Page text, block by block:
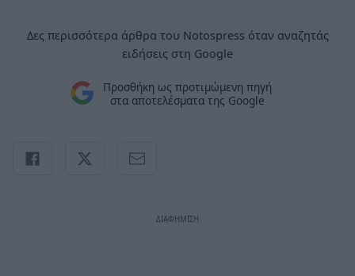
Δες περισσότερα άρθρα του Notospress όταν αναζητάς
ειδήσεις στη Google
Προσθήκη ως προτιμώμενη πηγή
στα αποτελέσματα της Google